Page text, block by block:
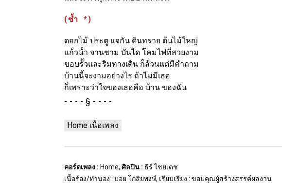
(ซ้ำ *)
ดอกไม้ ประตู แจกัน ดินทราย ต้นไม้ใหญ่
แก้วน้ำ จานชาม บันได โคมไฟที่สวยงาม
ขอบรั้วและริมทางเดิน ก็ล้วนแต่มีคำถาม
บ้านนี้จะงามอย่างไร ถ้าไม่มีเธอ
ก็เพราะว่าใจของเธอคือ บ้าน ของฉัน
§
Home เนื้อเพลง
คอร์ดเพลง : Home, ศิลปิน : ธีร์ ไชยเดช
เนื้อร้อง/ทำนอง : บอย โกสิยพงษ์, เรียบเรียง : ขอบคุณผู้สร้างสรรค์ผลงาน